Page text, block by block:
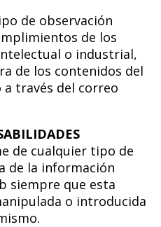
de observación
de los
o industrial,
de los contenidos del
través del correo
de cualquier tipo de
de la información
siempre que esta
o introducida